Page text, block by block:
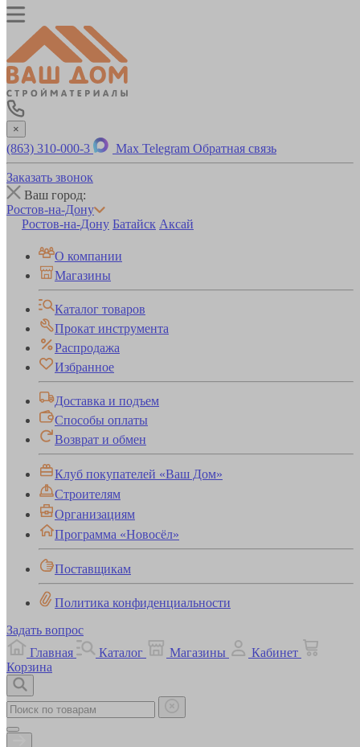
×
(863) 310-000-3 Max Telegram Обратная связь
Заказать звонок
Ваш город:
Ростов-на-Дону
Ростов-на-Дону Батайск Аксай
О компании
Магазины
Каталог товаров
Прокат инструмента
Распродажа
Избранное
Доставка и подъем
Способы оплаты
Возврат и обмен
Клуб покупателей «Ваш Дом»
Строителям
Организациям
Программа «Новосёл»
Поставщикам
Политика конфиденциальности
Задать вопрос
Главная
Каталог Магазины
Кабинет
Корзина